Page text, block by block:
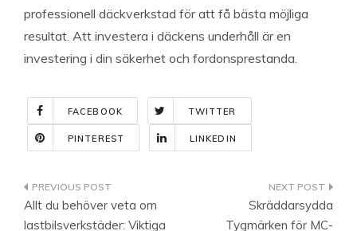
professionell däckverkstad för att få bästa möjliga
resultat. Att investera i däckens underhåll är en
investering i din säkerhet och fordonsprestanda.
FACEBOOK TWITTER
PINTEREST LINKEDIN
Indlægsnavigation
Allt du behöver veta om
lastbilsverkstäder: Viktiga
Skräddarsydda
Tygmärken för MC-